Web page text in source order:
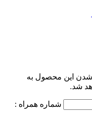
این محصول به
شد.
شماره همراه :